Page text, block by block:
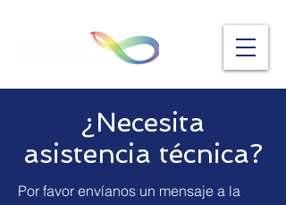
¿Necesita
asistencia técnica?
Por favor envíanos un mensaje a la